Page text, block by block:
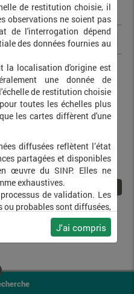
Nom vernaculaire
Élanion blanc
de restitution choisie, il
observations ne soient pas
de l'interrogation dépend
des données fournies au
la localisation d'origine est
une donnée de
de restitution choisie
toutes les échelles plus
les cartes diffèrent d'une
diffusées reflètent l’état
partagées et disponibles
œuvre du SINP. Elles ne
exhaustives.
de validation. Les
ou probables sont diffusées,
la méthode n'est pas
J'ai compris